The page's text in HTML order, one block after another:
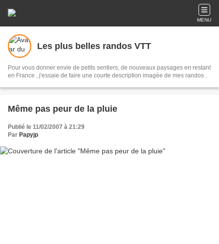
MENU
Les plus belles randos VTT
Pour vous donner envie de petits sentiers, de nouveaux paysages en restant
en France , j'essaie de faire une courte description imagée de mes randos .
Même pas peur de la pluie
Publié le 11/02/2007 à 21:29
Par Papyjp